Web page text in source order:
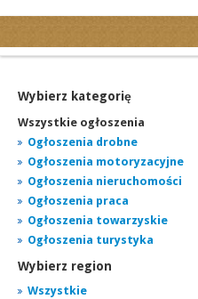
Ogłoszenia motoryzacyjne
Ogłoszenia nieruchomości
Ogłoszenia praca
Ogłoszenia turystyka
Ogłoszenia towarzyskie
Regiony
miasta...
Wybierz kategorię
Wszystkie ogłoszenia
Ogłoszenia drobne
Ogłoszenia motoryzacyjne
Ogłoszenia nieruchomości
Ogłoszenia praca
Ogłoszenia towarzyskie
Ogłoszenia turystyka
Wybierz region
Wszystkie